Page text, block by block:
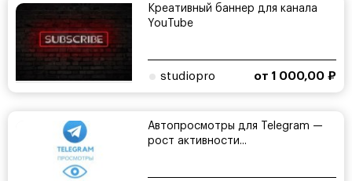
Креативный баннер для канала
YouTube
studiopro от 1 000,00 ₽
Автопросмотры для Telegram —
рост активности...